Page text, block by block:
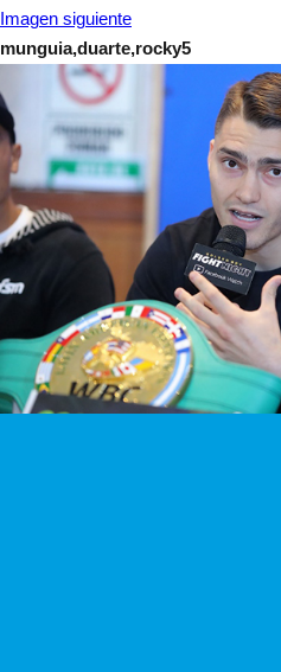
Imagen siguiente
munguia,duarte,rocky5